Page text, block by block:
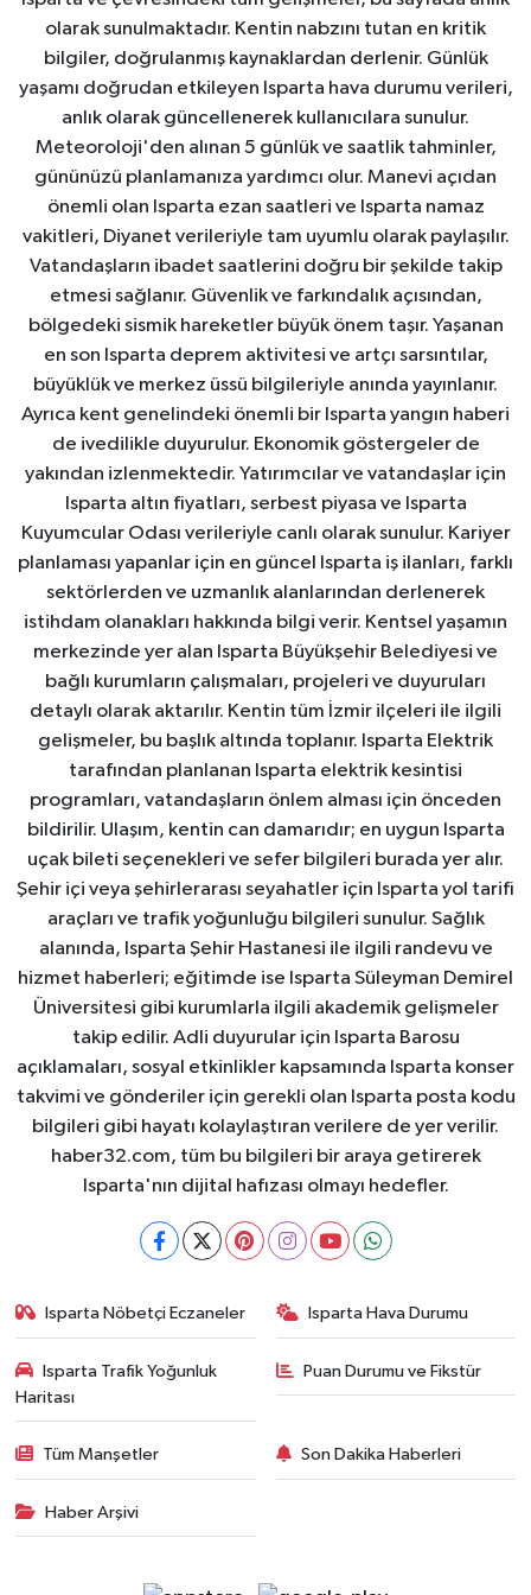
olarak sunulmaktadır. Kentin nabzını tutan en kritik
bilgiler, doğrulanmış kaynaklardan derlenir. Günlük
yaşamı doğrudan etkileyen Isparta hava durumu verileri,
anlık olarak güncellenerek kullanıcılara sunulur.
Meteoroloji'den alınan 5 günlük ve saatlik tahminler,
gününüzü planlamanıza yardımcı olur. Manevi açıdan
önemli olan Isparta ezan saatleri ve Isparta namaz
vakitleri, Diyanet verileriyle tam uyumlu olarak paylaşılır.
Vatandaşların ibadet saatlerini doğru bir şekilde takip
etmesi sağlanır. Güvenlik ve farkındalık açısından,
bölgedeki sismik hareketler büyük önem taşır. Yaşanan
en son Isparta deprem aktivitesi ve artçı sarsıntılar,
büyüklük ve merkez üssü bilgileriyle anında yayınlanır.
Ayrıca kent genelindeki önemli bir Isparta yangın haberi
de ivedilikle duyurulur. Ekonomik göstergeler de
yakından izlenmektedir. Yatırımcılar ve vatandaşlar için
Isparta altın fiyatları, serbest piyasa ve Isparta
Kuyumcular Odası verileriyle canlı olarak sunulur. Kariyer
planlaması yapanlar için en güncel Isparta iş ilanları, farklı
sektörlerden ve uzmanlık alanlarından derlenerek
istihdam olanakları hakkında bilgi verir. Kentsel yaşamın
merkezinde yer alan Isparta Büyükşehir Belediyesi ve
bağlı kurumların çalışmaları, projeleri ve duyuruları
detaylı olarak aktarılır. Kentin tüm İzmir ilçeleri ile ilgili
gelişmeler, bu başlık altında toplanır. Isparta Elektrik
tarafından planlanan Isparta elektrik kesintisi
programları, vatandaşların önlem alması için önceden
bildirilir. Ulaşım, kentin can damarıdır; en uygun Isparta
uçak bileti seçenekleri ve sefer bilgileri burada yer alır.
Şehir içi veya şehirlerarası seyahatler için Isparta yol tarifi
araçları ve trafik yoğunluğu bilgileri sunulur. Sağlık
alanında, Isparta Şehir Hastanesi ile ilgili randevu ve
hizmet haberleri; eğitimde ise Isparta Süleyman Demirel
Üniversitesi gibi kurumlarla ilgili akademik gelişmeler
takip edilir. Adli duyurular için Isparta Barosu
açıklamaları, sosyal etkinlikler kapsamında Isparta konser
takvimi ve gönderiler için gerekli olan Isparta posta kodu
bilgileri gibi hayatı kolaylaştıran verilere de yer verilir.
haber32.com, tüm bu bilgileri bir araya getirerek
Isparta'nın dijital hafızası olmayı hedefler.
Isparta Nöbetçi Eczaneler Isparta Hava Durumu
Isparta Trafik Yoğunluk
Haritası
Puan Durumu ve Fikstür
Tüm Manşetler Son Dakika Haberleri
Haber Arşivi